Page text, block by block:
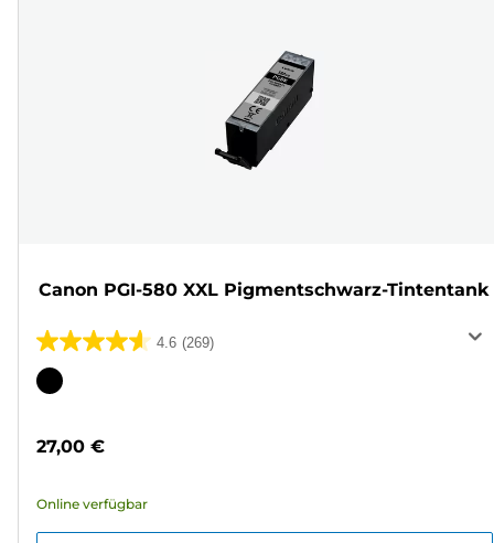
Canon PGI-580 XXL Pigmentschwarz-Tintentank
4.6 (269)
4.6
von
269
Farbpatrone
27,00 €
Online verfügbar